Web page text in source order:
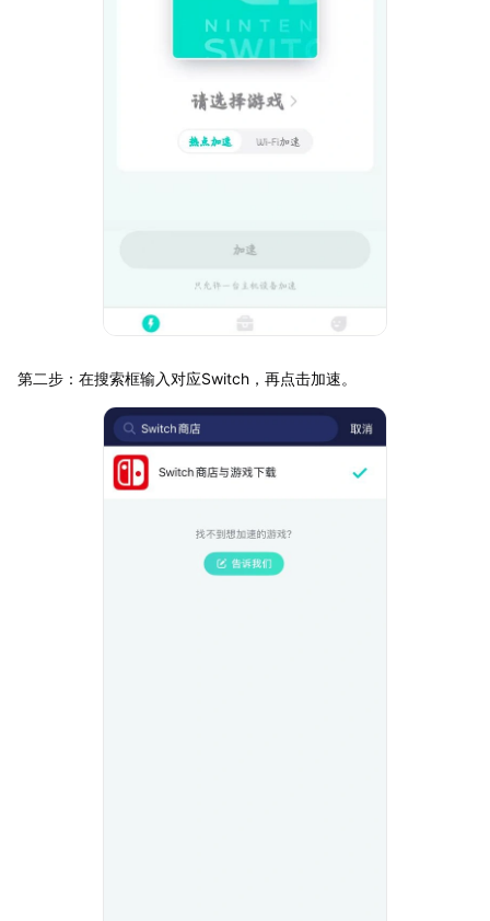
第二步：在搜索框输入对应Switch，再点击加速。